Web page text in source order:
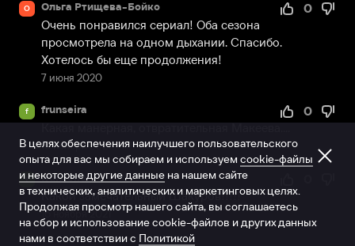
О Ольга Ртищева-Бойко
7 июня 2020
0
Очень понравился сериал! Оба сезона
просмотрела на одном дыхании. Спасибо.
Хотелось бы еще продолжения!
f frunseira
15 ноября 2021
0
frunseira
16 ноября 2021
Какой замечательный Шакуров!!!!!
В целях обеспечения наилучшего пользовательского
опыта для вас мы собираем и используем cookie-файлы
и некоторые другие данные на нашем сайте
в технических, аналитических и маркетинговых целях.
Продолжая просмотр нашего сайта, вы соглашаетесь
на сбор и использование cookie-файлов и других данных
нами в соответствии с Политикой